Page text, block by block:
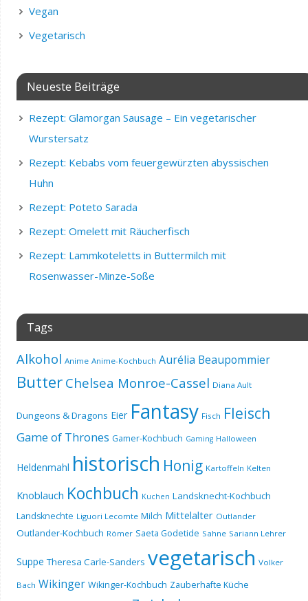
Vegan
Vegetarisch
Neueste Beiträge
Rezept: Glamorgan Sausage – Ein vegetarischer
Wurstersatz
Rezept: Kebabs vom feuergewürzten abyssischen
Huhn
Rezept: Poteto Sarada
Rezept: Omelett mit Räucherfisch
Rezept: Lammkoteletts in Buttermilch mit
Rosenwasser-Minze-Soße
Tags
Alkohol Anime Anime-Kochbuch Aurélia Beaupommier
Butter Chelsea Monroe-Cassel Diana Ault
Dungeons & Dragons Eier Fantasy Fisch Fleisch
Game of Thrones Gamer-Kochbuch Gaming Halloween
Heldenmahl historisch Honig Kartoffeln Kelten
Knoblauch Kochbuch Kuchen Landsknecht-Kochbuch
Landsknechte Liguori Lecomte Milch Mittelalter Outlander
Outlander-Kochbuch Römer Saeta Godetide Sahne Sariann Lehrer
Suppe Theresa Carle-Sanders vegetarisch Volker
Bach Wikinger Wikinger-Kochbuch Zauberhafte Küche